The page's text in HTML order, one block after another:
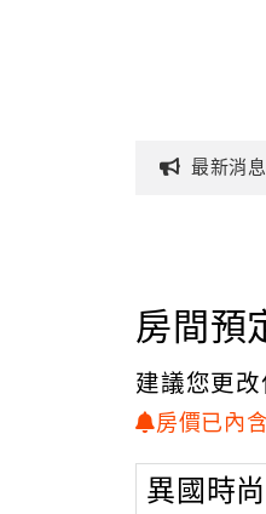
最新消息
房間預
建議您更
房價已內
異國時